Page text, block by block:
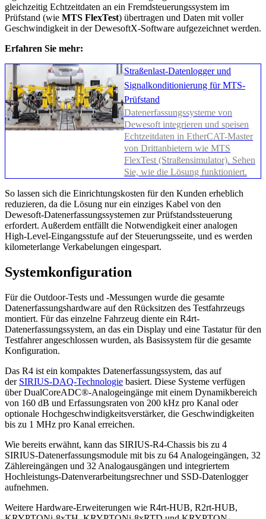
gleichzeitig Echtzeitdaten an ein Fremdsteuerungssystem im
Prüfstand (wie MTS FlexTest) übertragen und Daten mit voller
Geschwindigkeit in der DewesoftX-Software aufgezeichnet werden.
Erfahren Sie mehr:
Straßenlast-Datenlogger und
Signalkonditionierung für MTS-
Prüfstand
Datenerfassungssysteme von
Dewesoft integrieren und speisen
Echtzeitdaten in EtherCAT-Master
von Drittanbietern wie MTS
FlexTest (Straßensimulator). Sehen
Sie, wie die Lösung funktioniert.
So lassen sich die Einrichtungskosten für den Kunden erheblich
reduzieren, da die Lösung nur ein einziges Kabel von den
Dewesoft-Datenerfassungssystemen zur Prüfstandssteuerung
erfordert. Außerdem entfällt die Notwendigkeit einer analogen
High-Level-Eingangsstufe auf der Steuerungsseite, und es werden
kilometerlange Verkabelungen eingespart.
Systemkonfiguration
Für die Outdoor-Tests und -Messungen wurde die gesamte
Datenerfassungshardware auf den Rücksitzen des Testfahrzeugs
montiert. Für das einzelne Fahrzeug diente ein R4rt-
Datenerfassungssystem, an das ein Display und eine Tastatur für den
Testfahrer angeschlossen wurden, als Basissystem für die gesamte
Konfiguration.
Das R4 ist ein kompaktes Datenerfassungssystem, das auf
der SIRIUS-DAQ-Technologie basiert. Diese Systeme verfügen
über DualCoreADC®-Analogeingänge mit einem Dynamikbereich
von 160 dB und Erfassungsraten von 200 kHz pro Kanal oder
optionale Hochgeschwindigkeitsverstärker, die Geschwindigkeiten
bis zu 1 MHz pro Kanal erreichen.
Wie bereits erwähnt, kann das SIRIUS-R4-Chassis bis zu 4
SIRIUS-Datenerfassungsmodule mit bis zu 64 Analogeingängen, 32
Zählereingängen und 32 Analogausgängen und integriertem
Hochleistungs-Datenverarbeitungsrechner und SSD-Datenlogger
aufnehmen.
Weitere Hardware-Erweiterungen wie R4rt-HUB, R2rt-HUB,